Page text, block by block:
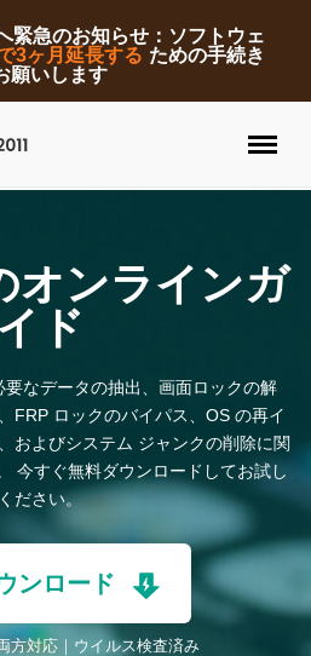
緊急のお知らせ：ソフトウェ
3ヶ月延長する ための手続き
願いします
オンラインガ
ド
なデータの抽出、画面ロックの解
FRP ロックのバイパス、OS の再イ
およびシステム ジャンクの削除に関
今すぐ無料ダウンロードしてお試し
ください。
ンロード
方対応｜ウイルス検査済み